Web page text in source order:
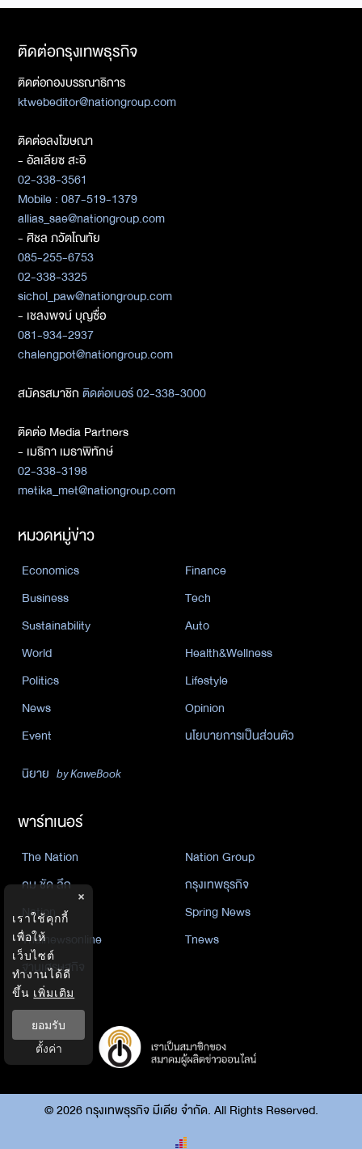
ติดต่อกรุงเทพธุรกิจ
ติดต่อกองบรรณาธิการ
ktwebeditor@nationgroup.com
ติดต่อลงโฆษณา
- อัลเลียซ สะอิ
02-338-3561
Mobile : 087-519-1379
allias_sae@nationgroup.com
- ศิชล ภวัตโณทัย
085-255-6753
02-338-3325
sichol_paw@nationgroup.com
- เชลงพจน์ บุญซื่อ
081-934-2937
chalengpot@nationgroup.com
สมัครสมาชิกติดต่อเบอร์ 02-338-3000
ติดต่อ Media Partners
- เมธิกา เมธาพิทักษ์
02-338-3198
metika_met@nationgroup.com
หมวดหมู่ข่าว
Economics
Finance
Business
Tech
Sustainability
Auto
World
Health&Wellness
Politics
Lifestyle
News
Opinion
Event
นโยบายการเป็นส่วนตัว
นิยาย by KaweBook
พาร์ทเนอร์
The Nation
Nation Group
คม ชัด ลึก
กรุงเทพธุรกิจ
Nation
Spring News
Thainewsonline
Tnews
ฐานเศรษฐกิจ
©2026กรุงเทพธุรกิจ มีเดีย จำกัด. All Rights Reserved.
×
เราใช้คุกกี้
เพื่อให้
เว็บไซต์
ทำงานได้ดี
ขึ้น เพิ่มเติม
ยอมรับ
ตั้งค่า